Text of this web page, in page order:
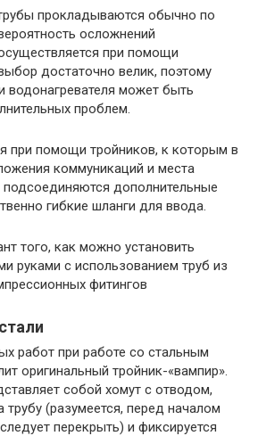
прокладываются обычно по
осложнений
при помощи
достаточно велик, поэтому
водонагревателя может быть
проблем.
при помощи тройников, к которым в
коммуникаций и места
подсоединяются дополнительные
гибкие шланги для ввода.
того, как можно установить
руками с использованием труб из
фитингов
работ при работе со стальным
оригинальный тройник-«вампир».
собой хомут с отводом,
(разумеется, перед началом
перекрыть) и фиксируется